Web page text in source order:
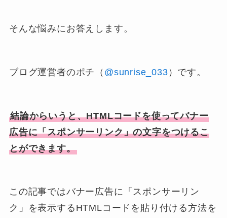
そんな悩みにお答えします。
ブログ運営者のポチ（ @sunrise_033 ）です。
結論からいうと、HTMLコードを使ってバナー
広告に「スポンサーリンク」の文字をつけるこ
とができます。
この記事ではバナー広告に「スポンサーリン
ク」を表示するHTMLコードを貼り付ける方法を